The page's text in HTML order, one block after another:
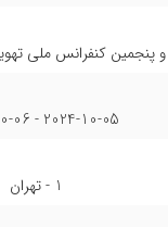
پنجمین کنفرانس ملی
2024-10-05 - 2024-10-06
1 - تهران